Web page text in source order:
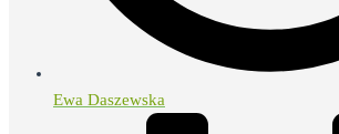
Ewa Daszewska